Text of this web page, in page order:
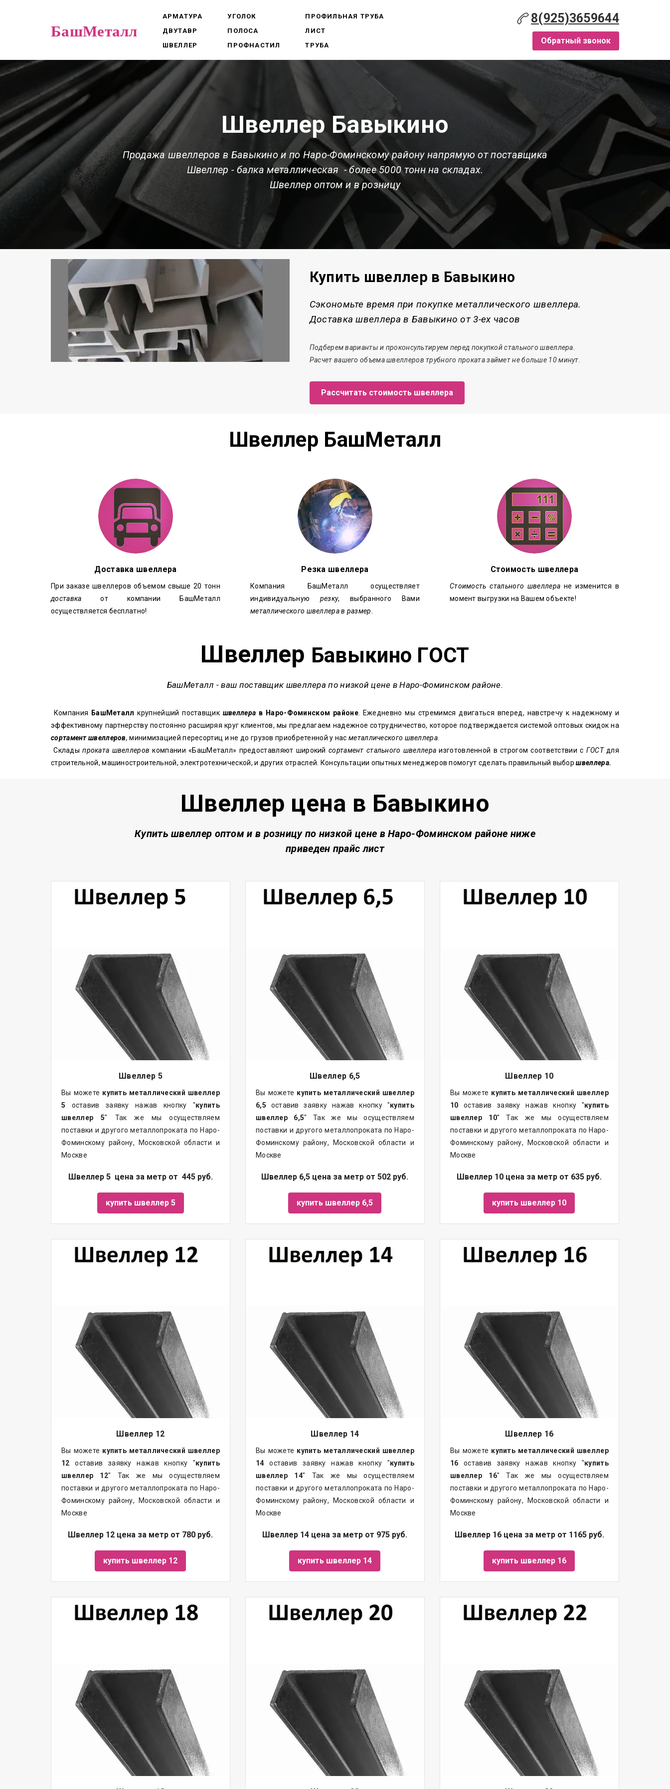
БашМеталл
АРМАТУРА
ДВУТАВР
ШВЕЛЛЕР
УГОЛОК
ПОЛОСА
ПРОФНАСТИЛ
ПРОФИЛЬНАЯ ТРУБА
ЛИСТ
ТРУБА
8(925)3659644
Обратный звонок
Швеллер Бавыкино
Продажа швеллеров в Бавыкино и по Наро-Фоминскому району напрямую от поставщика
Швеллер - балка металлическая - более 5000 тонн на складах.
Швеллер оптом и в розницу
Купить швеллер в Бавыкино
Сэкономьте время при покупке металлического швеллера.
Доставка швеллера в Бавыкино от 3-ех часов
Подберем варианты и проконсультируем перед покупкой стального швеллера.
Расчет вашего объема швеллеров трубного проката займетне больше 10 минут.
Рассчитать стоимость швеллера
Швеллер БашМеталл
Доставка швеллера
При заказе швеллеров объемом свыше 20 тонн
доставка от компании БашМеталл
осуществляется бесплатно!
Резка швеллера
Компания БашМеталл осуществляет
индивидуальную резку, выбранного Вами
металлического швеллера в размер
Стоимость швеллера
Стоимость стального швеллера не изменится в
момент выгрузки на Вашем объекте!
Швеллер Бавыкино ГОСТ
БашМеталл - ваш поставщик швеллера по низкой цене в Наро-Фоминском районе.
Компания БашМеталл крупнейший поставщик швеллера в Наро-Фоминском районе. Ежедневно мы стремимся двигаться вперед, навстречу к надежному и
эффективному партнерству постоянно расширяя круг клиентов, мы предлагаем надежное сотрудничество, которое подтверждается системой оптовых скидок на
сортамент швеллеров, минимизацией пересортиц и не до грузов приобретенной у насметаллического швеллера.
Складыпроката швеллеров компании «БашМеталл» предоставляют широкий сортамент стального швеллера изготовленной в строгом соответствии с ГОСТдля
строительной, машиностроительной, электротехнической, и других отраслей. Консультации опытных менеджеров помогут сделать правильный выборшвеллера.
Швеллер цена в Бавыкино
Купить швеллер оптом и в розницу по низкой цене в Наро-Фоминском районе ниже
приведен прайс лист
Швеллер 5
Вы можете купить металлический швеллер
5 оставив заявку нажав кнопку "купить
швеллер 5" Так же мы осуществляем
поставки и другого металлопроката по Наро-
Фоминскому району, Московской области и
Москве
Швеллер 5 цена за метр от 445 руб.
купить швеллер 5
Швеллер 6,5
Вы можете купить металлический швеллер
6,5 оставив заявку нажав кнопку "купить
швеллер 6,5" Так же мы осуществляем
поставки и другогометаллопроката по Наро-
Фоминскому району, Московской области и
Москве
Швеллер 6,5 цена за метр от 502 руб.
купить швеллер 6,5
Швеллер 10
Вы можете купить металлический швеллер
10оставив заявку нажав кнопку "купить
швеллер 10" Так же мы осуществляем
поставки и другого металлопроката по Наро-
Фоминскому району, Московской области и
Москве
Швеллер 10 цена за метр от 635 руб.
купить швеллер 10
Швеллер 12
Вы можете купить металлический швеллер
12 оставив заявку нажав кнопку "купить
швеллер 12" Так же мы осуществляем
поставки и другого металлопроката по Наро-
Фоминскому району, Московской области и
Москве
Швеллер 12 цена за метр от 780 руб.
купить швеллер 12
Швеллер 14
Вы можете купить металлический швеллер
14 оставив заявку нажав кнопку "купить
швеллер 14" Так же мы осуществляем
поставки и другого металлопроката по Наро-
Фоминскому району, Московской области и
Москве
Швеллер 14 цена за метр от 975 руб.
купить швеллер 14
Швеллер 16
Вы можете купить металлический швеллер
16 оставив заявку нажав кнопку "купить
швеллер 16" Так же мы осуществляем
поставки и другого металлопроката по Наро-
Фоминскому району, Московской области и
Москве
Швеллер 16 цена за метр от 1165 руб.
купить швеллер 16